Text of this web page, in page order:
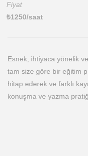
Fiyat
₺1250/saat
Esnek, ihtiyaca yönelik
tam size göre bir eğitim
hitap ederek ve farklı
konuşma ve yazma